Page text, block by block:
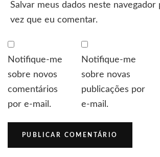
Salvar meus dados neste navegador
vez que eu comentar.
Notifique-me
sobre novos
comentários
por e-mail.
Notifique-me
sobre novas
publicações por
e-mail.